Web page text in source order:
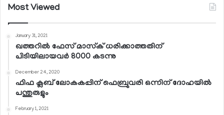
Most Viewed
January 31, 2021
ഖത്തറില്‍ ഫേസ് മാസ്‌ക് ധരിക്കാത്തതിന്
പിടിയിലായവര്‍ 8000 കടന്നു
December 24, 2020
ഫിഫ ക്ലബ് ലോകകപ്പിന് ഫെബ്രുവരി ഒന്നിന് ദോഹയില്‍
പന്തുരുളും
February 1, 2021